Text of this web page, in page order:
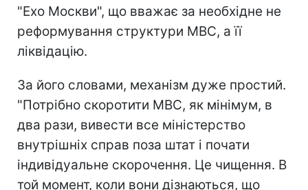
"Ехо Москви", що вважає за необхідне не
реформування структури МВС, а її
ліквідацію.
За його словами, механізм дуже простий.
"Потрібно скоротити МВС, як мінімум, в
два рази, вивести все міністерство
внутрішніх справ поза штат і почати
індивідуальне скорочення. Це чищення. В
той момент, коли вони дізнаються, що